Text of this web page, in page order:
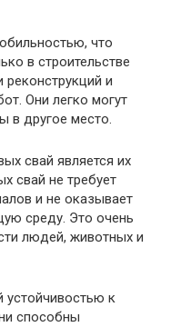
что
в строительстве
и
Они легко могут
в другое место.
свай является их
свай не требует
и не оказывает
среду. Это очень
людей, животных и
к
способны